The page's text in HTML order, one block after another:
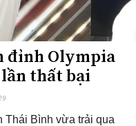
đỉnh Olympia
thất bại
Thái Bình vừa trải qua